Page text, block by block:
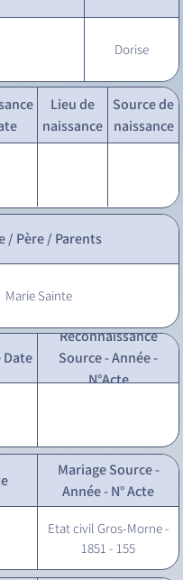
Dorise
Lieu de
naissance
Source de
naissance
/ Père / Parents
Marie Sainte
Date
Reconnaissance
Source - Année -
N°Acte
Mariage Source -
Année - N° Acte
Etat civil Gros-Morne -
1851 - 155